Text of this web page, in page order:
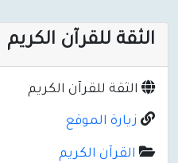
الثقة للقرآن الكريم
الثقة للقرآن الكريم
زيارة الموقع
القرآن الكريم